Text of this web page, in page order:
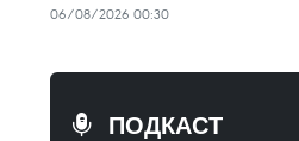
06/08/2026 00:30
ПОДКАСТ